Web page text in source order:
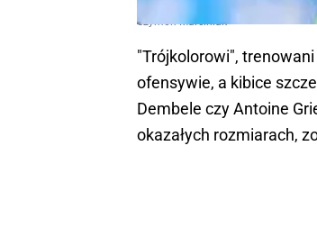
Szymon Marciniak
"Trójkolorowi",
ofensywie, a kibice
Dembele czy Antoine
okazałych rozmiarach,